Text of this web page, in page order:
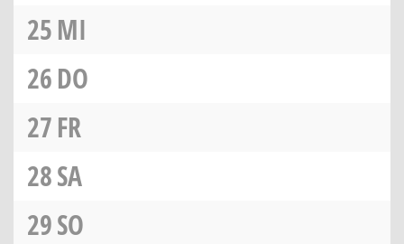
25MI
26DO
27FR
28SA
29SO